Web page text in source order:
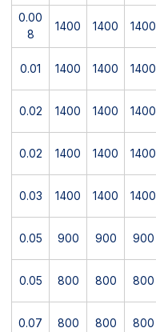
1400
1400
1400
0.00
8
1400
1400
1400
0.01
1400
1400
1400
0.02
1400
1400
1400
0.02
1400
1400
1400
0.03
900
900
900
0.05
800
800
800
0.05
800
800
800
0.07